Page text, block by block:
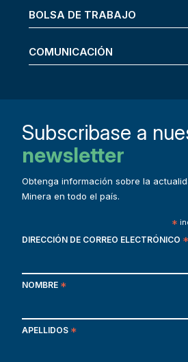
BOLSA DE TRABAJO
COMUNICACIÓN
Subscribase a
newsletter
Obtenga información sobre la
Minera en todo el país.
*
DIRECCIÓN DE CORREO ELECTRÓNICO *
NOMBRE *
APELLIDOS *